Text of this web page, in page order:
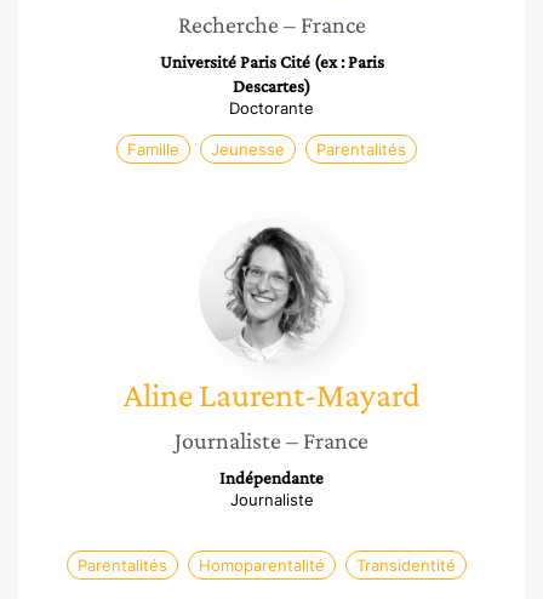
Recherche – France
Université Paris Cité (ex : Paris
Descartes)
Doctorante
Famille Jeunesse Parentalités
Aline
Laurent-
Mayard
Aline Laurent-Mayard
Journaliste – France
Indépendante
Journaliste
Parentalités Homoparentalité Transidentité